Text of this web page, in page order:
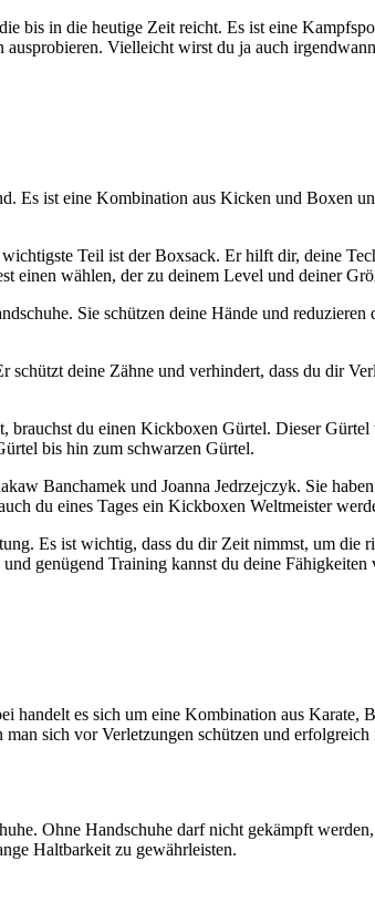
bis in die heutige Zeit reicht. Es ist eine
Vielleicht wirst du ja auch
Es ist eine Kombination aus Kicken und Boxen
Teil ist der Boxsack. Er hilft dir, deine
einen wählen, der zu deinem Level und deiner
Sie schützen deine Hände und
deine Zähne und verhindert, dass du dir
brauchst du einen Kickboxen Gürtel. Dieser
bis hin zum schwarzen Gürtel.
Banchamek und Joanna Jedrzejczyk. Sie
du eines Tages ein Kickboxen Weltmeister
Es ist wichtig, dass du dir Zeit nimmst, um
genügend Training kannst du deine Fähigkeiten
handelt es sich um eine Kombination aus
sich vor Verletzungen schützen und
Ohne Handschuhe darf nicht gekämpft
Haltbarkeit zu gewährleisten.